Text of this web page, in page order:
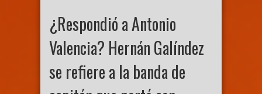
¿Respondió a Antonio
Valencia? Hernán Galíndez
se refiere a la banda de